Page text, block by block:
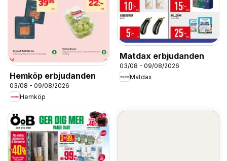
Hemköp erbjudanden
03/08 - 09/08/2026
Hemköp
Matdax erbjudanden
03/08 - 09/08/2026
Matdax